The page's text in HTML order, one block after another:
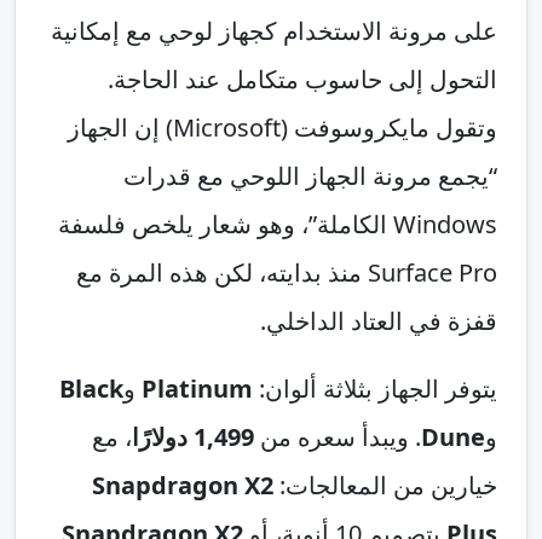
على مرونة الاستخدام كجهاز لوحي مع إمكانية
التحول إلى حاسوب متكامل عند الحاجة.
وتقول مايكروسوفت (Microsoft) إن الجهاز
“يجمع مرونة الجهاز اللوحي مع قدرات
Windows الكاملة”، وهو شعار يلخص فلسفة
Surface Pro منذ بدايته، لكن هذه المرة مع
قفزة في العتاد الداخلي.
يتوفر الجهاز بثلاثة ألوان: Platinum وBlack
وDune. ويبدأ سعره من 1,499 دولارًا
، مع
خيارين من المعالجات: Snapdragon X2